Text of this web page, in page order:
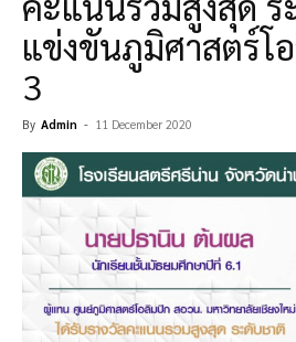
แข่งขันภูมิศาสตร์โ
3
By Admin - 11 December 2020